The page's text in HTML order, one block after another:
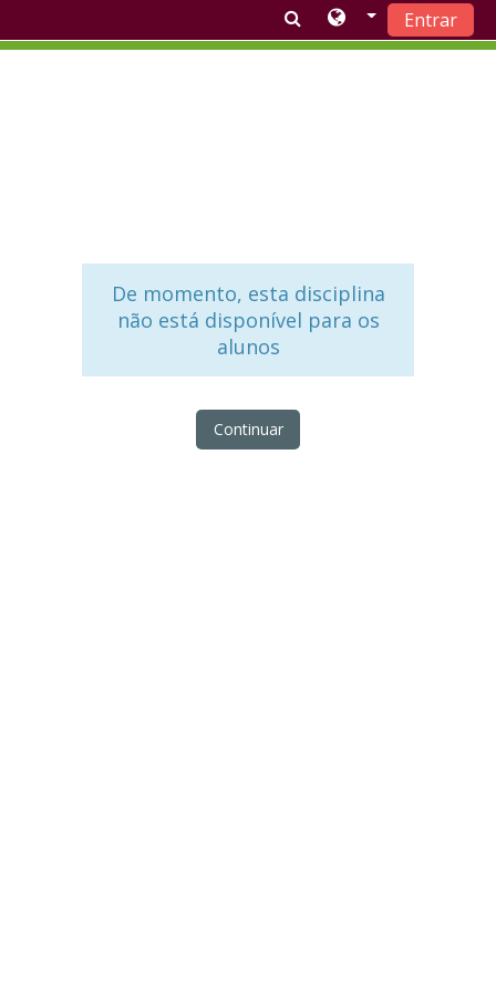
Entrar
De momento, esta disciplina
não está disponível para os
alunos
Continuar